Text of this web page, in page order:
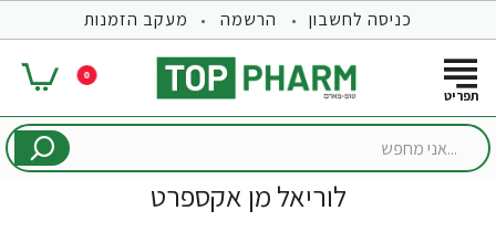
כניסה לחשבון הרשמה מעקב הזמנות
0
...אני
לוריאל מן אקספרט